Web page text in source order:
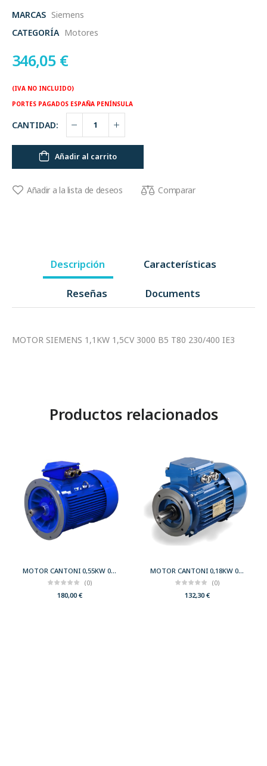
MARCAS Siemens
CATEGORÍA Motores
346,05 €
(IVA NO INCLUIDO)
PORTES PAGADOS ESPAÑA PENÍNSULA
CANTIDAD:
Añadir al carrito
Añadir a la lista de deseos Comparar
Descripción Características
Reseñas Documents
MOTOR SIEMENS 1,1KW 1,5CV 3000 B5 T80 230/400 IE3
Productos relacionados
MOTOR CANTONI 0,55KW 0,75CV 3000 B5 T71 230/400 IE2
(0)
180,00€
MOTOR CANTONI 0,18KW 0,25CV 3000 B14 T63 230/400 IE2
(0)
132,30€